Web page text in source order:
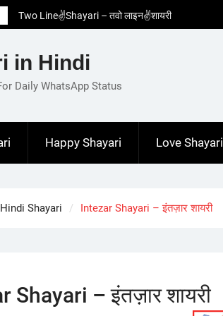
Two Line✌️Shayari – तवो लाइन✌️शायरी
Love😓Lines In Hindi – लव😓लाइन्स इन हिंदी
Love🥳Poetry In Hindi – लव🥳पोएट्री इन हिंदी
1 Line☝️Shayari In Hindi – १ लाइन☝️शायरी इन
in Hindi
Daily WhatsApp Status
Happy Shayari Love Shayari
Hindi Shayari Intezar Shayari – इंतज़ार शायरी
Shayari – इंतज़ार शायरी